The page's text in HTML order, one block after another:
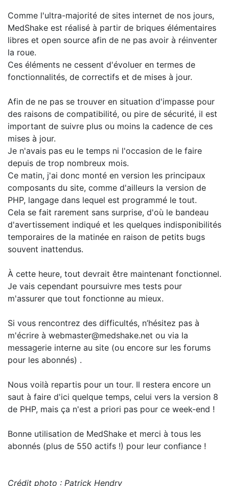
Comme l'ultra-majorité de sites internet de nos jours,
MedShake est réalisé à partir de briques élémentaires
libres et open source afin de ne pas avoir à réinventer
la roue.
Ces éléments ne cessent d'évoluer en termes de
fonctionnalités, de correctifs et de mises à jour.
Afin de ne pas se trouver en situation d'impasse pour
des raisons de compatibilité, ou pire de sécurité, il est
important de suivre plus ou moins la cadence de ces
mises à jour.
Je n'avais pas eu le temps ni l'occasion de le faire
depuis de trop nombreux mois.
Ce matin, j'ai donc monté en version les principaux
composants du site, comme d'ailleurs la version de
PHP, langage dans lequel est programmé le tout.
Cela se fait rarement sans surprise, d'où le bandeau
d'avertissement indiqué et les quelques indisponibilités
temporaires de la matinée en raison de petits bugs
souvent inattendus.
À cette heure, tout devrait être maintenant fonctionnel.
Je vais cependant poursuivre mes tests pour
m'assurer que tout fonctionne au mieux.
Si vous rencontrez des difficultés, n’hésitez pas à
m'écrire à webmaster@medshake.net ou via la
messagerie interne au site (ou encore sur les forums
pour les abonnés) .
Nous voilà repartis pour un tour. Il restera encore un
saut à faire d'ici quelque temps, celui vers la version 8
de PHP, mais ça n'est a priori pas pour ce week-end !
Bonne utilisation de MedShake et merci à tous les
abonnés (plus de 550 actifs !) pour leur confiance !
Crédit photo : Patrick Hendry